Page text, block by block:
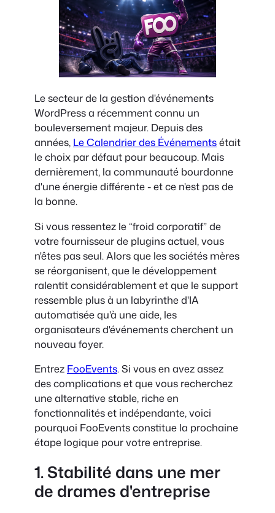
Le secteur de la gestion d'événements
WordPress a récemment connu un
bouleversement majeur. Depuis des
années, Le Calendrier des Événementsétait
le choix par défaut pour beaucoup. Mais
dernièrement, la communauté bourdonne
d'une énergie différente - et ce n'est pas de
la bonne.
Si vous ressentez le “froid corporatif” de
votre fournisseur de plugins actuel, vous
n'êtes pas seul. Alors que les sociétés mères
se réorganisent, que le développement
ralentit considérablement et que le support
ressemble plus à un labyrinthe d'IA
automatisée qu'à une aide, les
organisateurs d'événements cherchent un
nouveau foyer.
Entrez FooEvents. Si vous en avez assez
des complications et que vous recherchez
une alternative stable, riche en
fonctionnalités et indépendante, voici
pourquoi FooEvents constitue la prochaine
étape logique pour votre entreprise.
1. Stabilité dans une mer
de drames d'entreprise